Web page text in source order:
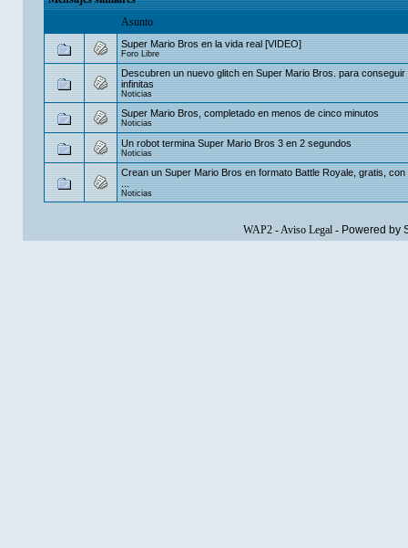
Asunto
Super Mario Bros en la vida real [VIDEO]
Foro Libre
Descubren un nuevo glitch en Super Mario Bros. para conseguir
infinitas
Noticias
Super Mario Bros, completado en menos de cinco minutos
Noticias
Un robot termina Super Mario Bros 3 en 2 segundos
Noticias
Crean un Super Mario Bros en formato Battle Royale, gratis, con
...
Noticias
WAP2-Aviso Legal- Powered by